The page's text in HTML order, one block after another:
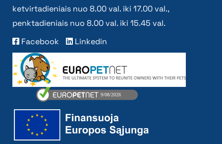
ketvirtadieniais nuo 8.00 val. iki 17.00 val.,
penktadieniais nuo 8.00 val. iki 15.45 val.
Facebook
Linkedin